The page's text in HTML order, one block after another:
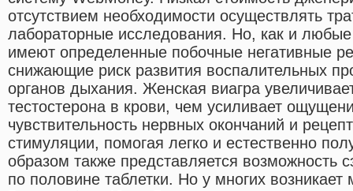
отсутствием необходимости осуществлять
лабораторные исследования. Но, как и
имеют определенные побочные негативные
снижающие риск развития воспалительных
органов дыхания. Женская виагра
тестостерона в крови, чем усиливает
чувствительность нервных окончаний и
стимуляции, помогая легко и естественно
образом также представляется возможность
по половине таблетки. Но у многих